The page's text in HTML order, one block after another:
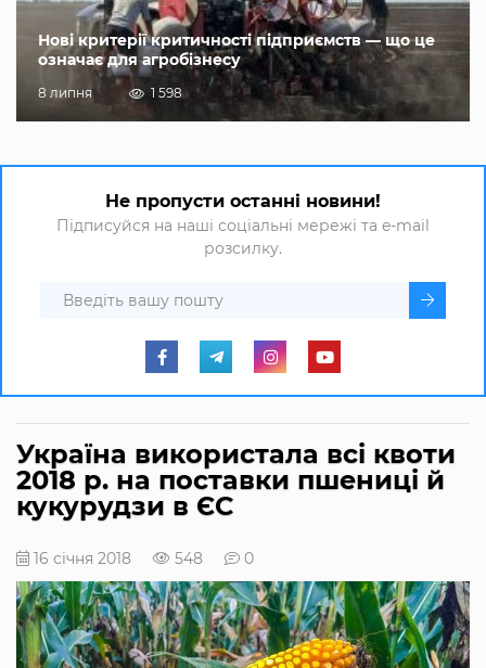
Нові критерії критичності підприємств — що це
означає для агробізнесу
8 липня 1 598
Не пропусти останні новини!
Підписуйся на наші соціальні мережі та e-mail
розсилку.
Україна використала всі квоти
2018 р. на поставки пшениці й
кукурудзи в ЄС
16 січня 2018 548 0